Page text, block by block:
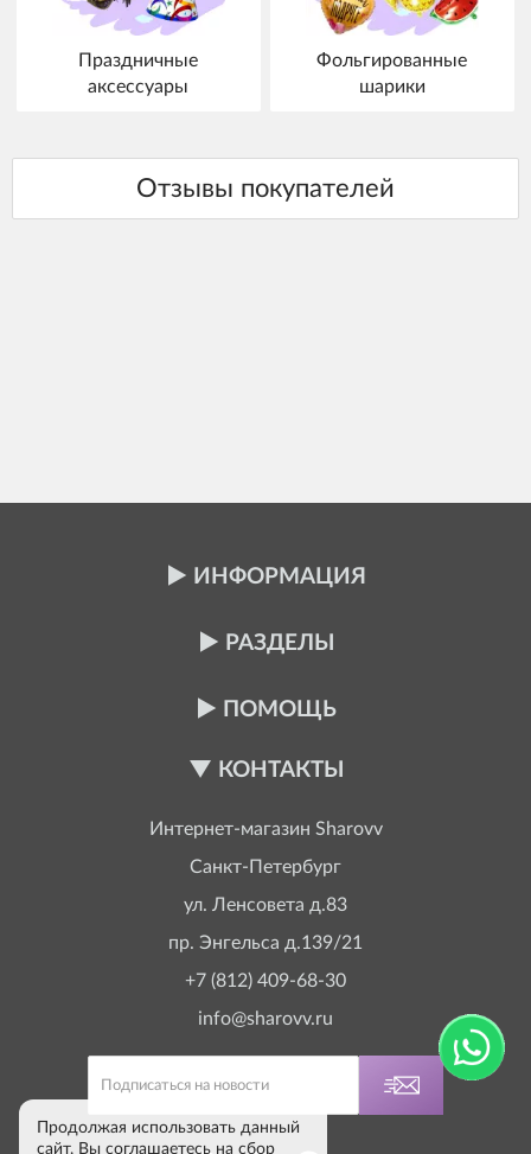
Праздничные
аксессуары
Фольгированные
шарики
ИНФОРМАЦИЯ
РАЗДЕЛЫ
ПОМОЩЬ
КОНТАКТЫ
Интернет-магазин Sharovv
Санкт-Петербург
ул. Ленсовета д.83
пр. Энгельса д.139/21
+7 (812) 409-68-30
info@sharovv.ru
Продолжая использовать данный
сайт, Вы соглашаетесь на сбор